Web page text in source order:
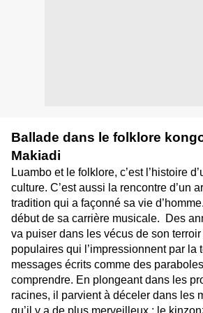
Ballade dans le folklore
Makiadi
Luambo et le folklore, c’est l’histoire
culture. C’est aussi la rencontre d’un
tradition qui a façonné sa vie
début de sa carrière musicale. Des
va puiser dans les vécus de son
populaires qui l’impressionnent par la
messages écrits comme des
comprendre. En plongeant dans les
racines, il parvient à déceler dans les